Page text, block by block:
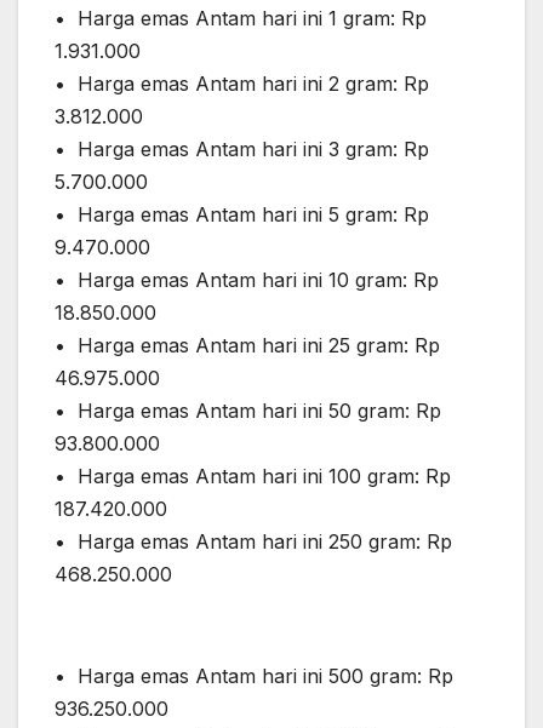
•⁠ ⁠Harga emas Antam hari ini 1 gram: Rp
1.931.000
•⁠ ⁠⁠Harga emas Antam hari ini 2 gram: Rp
3.812.000
•⁠ ⁠⁠Harga emas Antam hari ini 3 gram: Rp
5.700.000
•⁠ ⁠⁠Harga emas Antam hari ini 5 gram: Rp
9.470.000
•⁠ ⁠⁠Harga emas Antam hari ini 10 gram: Rp
18.850.000
•⁠ ⁠Harga emas Antam hari ini 25 gram: Rp
46.975.000
•⁠ ⁠Harga emas Antam hari ini 50 gram: Rp
93.800.000
•⁠ ⁠Harga emas Antam hari ini 100 gram: Rp
187.420.000
•⁠ ⁠Harga emas Antam hari ini 250 gram: Rp
468.250.000
•⁠ ⁠⁠Harga emas Antam hari ini 500 gram: Rp
936.250.000